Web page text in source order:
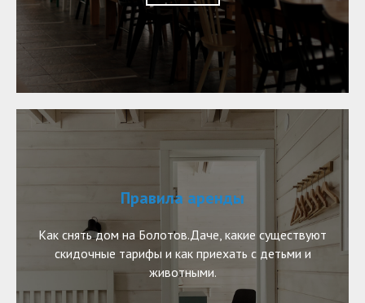
Правила аренды
Как снять дом на Болотов.Даче, какие существуют
скидочные тарифы и как приехать с детьми и
животными.